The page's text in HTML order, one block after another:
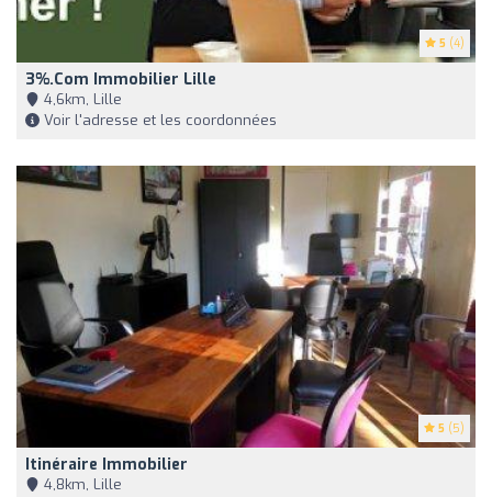
5 (4)
3%.com Immobilier Lille
4,6km, Lille
Voir l'adresse et les coordonnées
5 (5)
Itinéraire Immobilier
4,8km, Lille